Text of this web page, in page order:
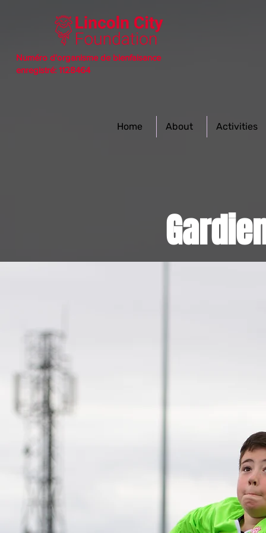
Numéro d'organisme de bienfaisance
enregistré: 1128464
Home About Activities